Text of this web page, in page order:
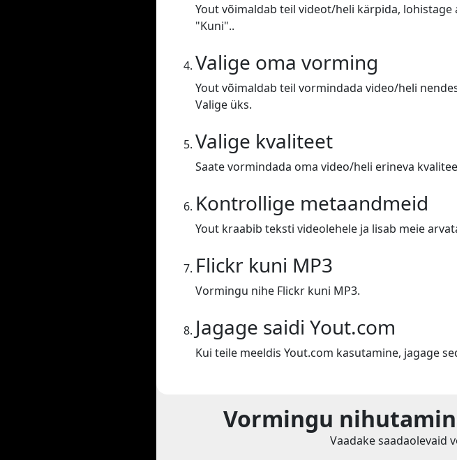
Yout võimaldab teil videot/heli kärpida,
"Kuni"..
Valige oma vorming
Yout võimaldab teil vormindada video/heli
Valige üks.
Valige kvaliteet
Saate vormindada oma video/heli erineva
Kontrollige metaandmeid
Yout kraabib teksti videolehele ja lisab meie
Flickr kuni MP3
Vormingu nihe Flickr kuni MP3.
Jagage saidi Yout.com
Kui teile meeldis Yout.com kasutamine, jagage
Vormingu
Vaadake saadaolevaid